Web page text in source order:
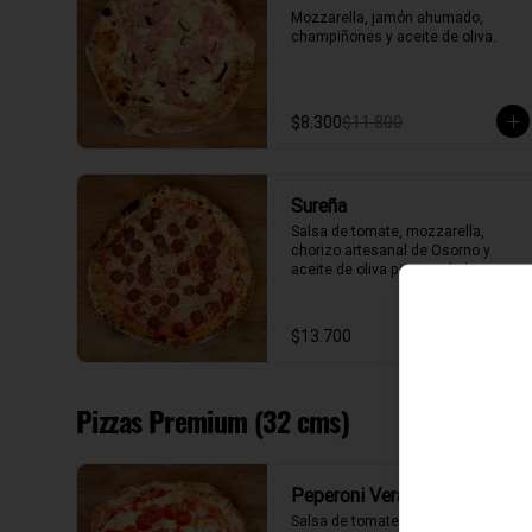
Mozzarella, jamón ahumado,
champiñones y aceite de oliva.
$8.300$11.800
Sureña
Salsa de tomate, mozzarella,
chorizo artesanal de Osorno y
aceite de oliva picante de la casa.
$13.700
Pizzas Premium (32 cms)
Peperoni Verace
Salsa de tomate, fior di latte,